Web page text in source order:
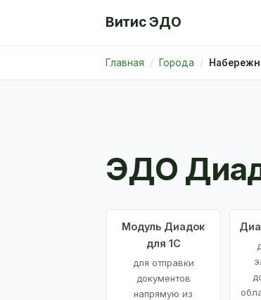
Витис ЭДО
Главная Города
ЭДО
Модуль Диадок
для 1С
для отправки
документов
напрямую из